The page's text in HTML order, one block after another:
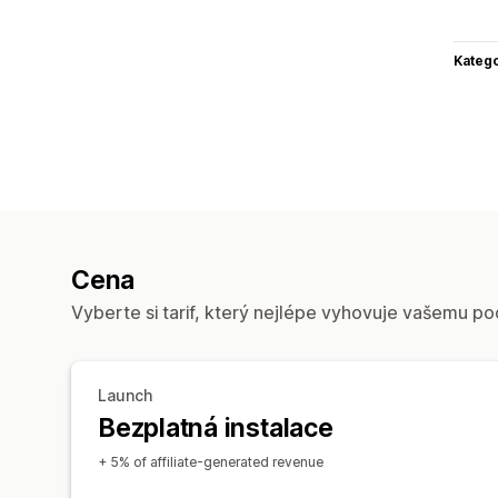
Cena
Vyberte si tarif, který nejlépe vyhovuje vašemu
Launch
Bezplatná instalace
+ 5% of affiliate-generated revenue